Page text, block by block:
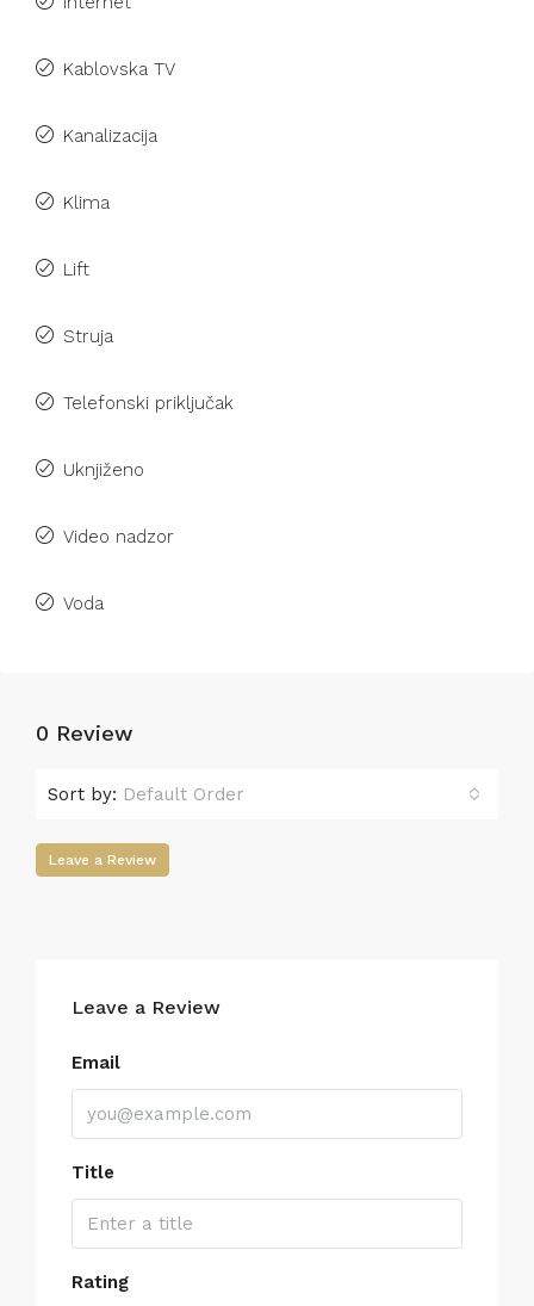
Kablovska TV
Kanalizacija
Klima
Lift
Struja
Telefonski priključak
Uknjiženo
Video nadzor
Voda
0 Review
Sort by: Default Order
Leave a Review
Leave a Review
Email
Title
Rating